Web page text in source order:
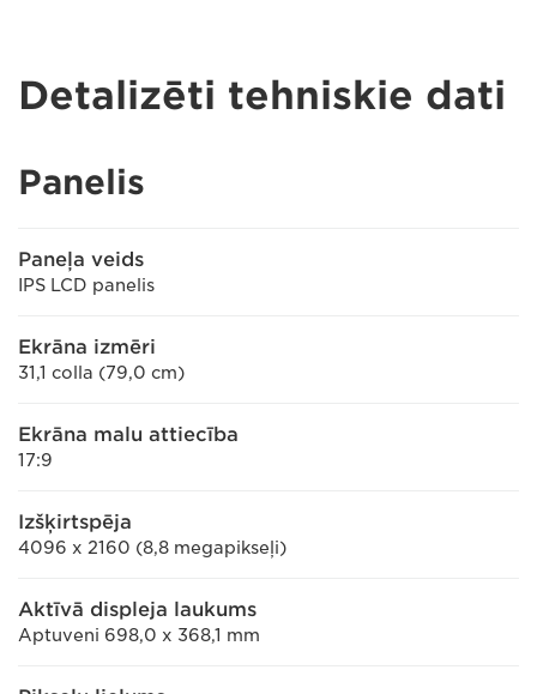
Detalizēti tehniskie dati
Panelis
Paneļa veids
IPS LCD panelis
Ekrāna izmēri
31,1 colla (79,0 cm)
Ekrāna malu attiecība
17:9
Izšķirtspēja
4096 x 2160 (8,8 megapikseļi)
Aktīvā displeja laukums
Aptuveni 698,0 x 368,1 mm